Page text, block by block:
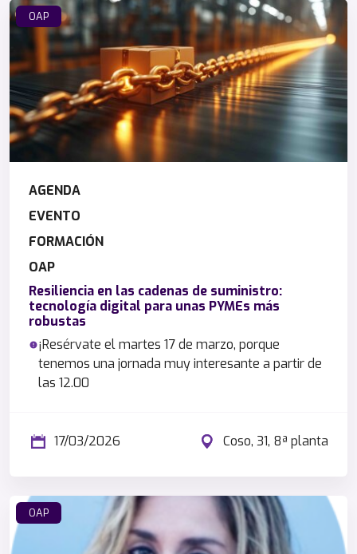
OAP
AGENDA
EVENTO
FORMACIÓN
OAP
Resiliencia en las cadenas de suministro:
tecnología digital para unas PYMEs más
robustas
¡Resérvate el martes 17 de marzo, porque
tenemos una jornada muy interesante a partir de
las 12.00
17/03/2026 Coso, 31, 8ª planta
OAP